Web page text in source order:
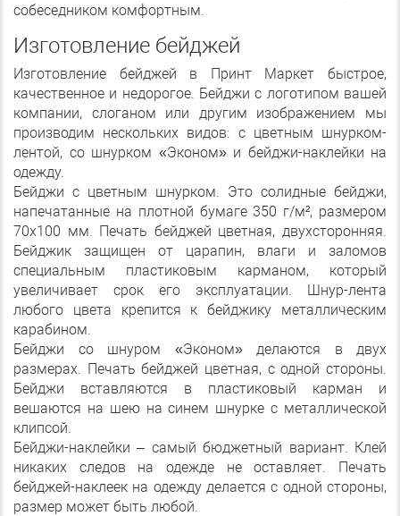
собеседником комфортным.
Изготовление бейджей
Изготовление бейджей в Принт Маркет быстрое,
качественное и недорогое. Бейджи с логотипом вашей
компании, слоганом или другим изображением мы
производим нескольких видов: с цветным шнурком-
лентой, со шнурком «Эконом» и бейджи-наклейки на
одежду.
Бейджи с цветным шнурком. Это солидные бейджи,
напечатанные на плотной бумаге 350 г/м², размером
70х100 мм. Печать бейджей цветная, двухсторонняя.
Бейджик защищен от царапин, влаги и заломов
специальным пластиковым карманом, который
увеличивает срок его эксплуатации. Шнур-лента
любого цвета крепится к бейджику металлическим
карабином.
Бейджи со шнуром «Эконом» делаются в двух
размерах. Печать бейджей цветная, с одной стороны.
Бейджи вставляются в пластиковый карман и
вешаются на шею на синем шнурке с металлической
клипсой.
Бейджи-наклейки – самый бюджетный вариант. Клей
никаких следов на одежде не оставляет. Печать
бейджей-наклеек на одежду делается с одной стороны,
размер может быть любой.